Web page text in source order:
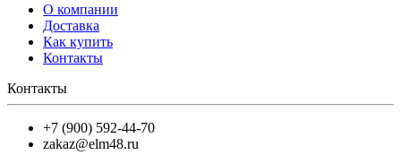
О компании
Доставка
Как купить
Контакты
Контакты
+7 (900) 592-44-70
zakaz@elm48.ru